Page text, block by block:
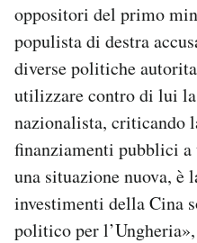
Hai bisogno di aiuto?
Esci
oppositori del primo
populista di destra
diverse politiche
utilizzare contro di lui la
nazionalista, criticando
finanziamenti pubblici a
una situazione nuova, è
investimenti della Cina
politico per